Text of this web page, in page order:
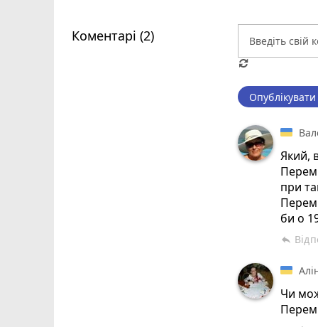
Коментарі (2)
Який,
при
би о
reply
Чи